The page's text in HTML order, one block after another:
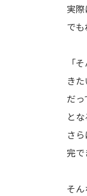
実際
でも
「
きた
だっ
と
さ
完で
そん